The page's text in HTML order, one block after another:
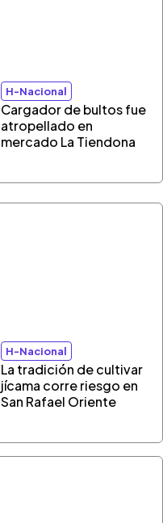
H-Nacional
Cargador de bultos fue
atropellado en
mercado La Tiendona
H-Nacional
La tradición de cultivar
jícama corre riesgo en
San Rafael Oriente